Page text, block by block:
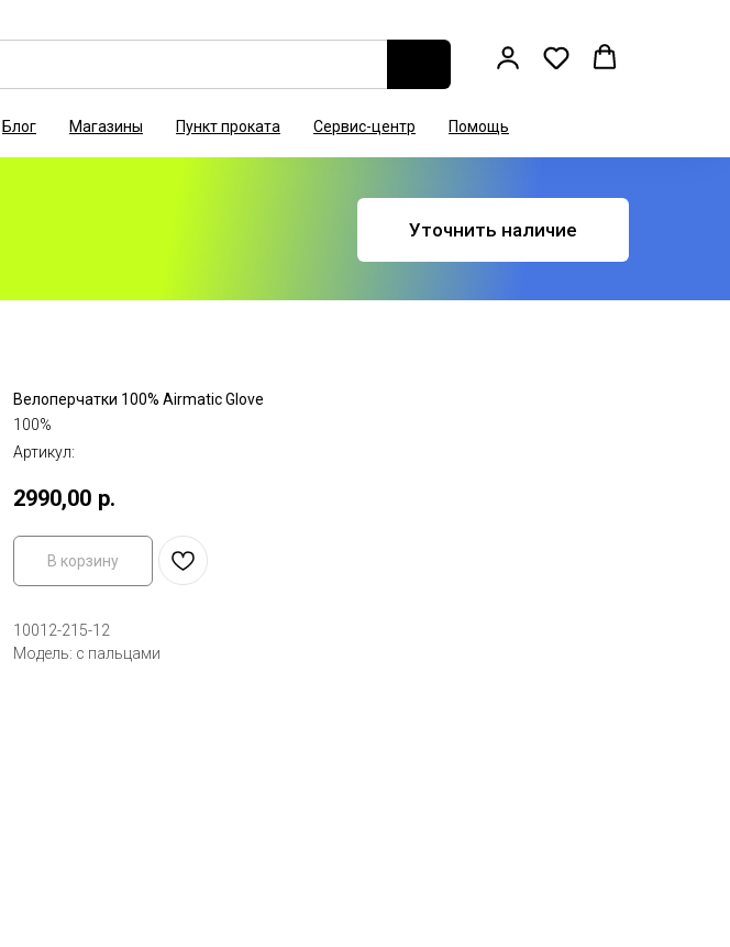
Блог Магазины Пункт проката Сервис-центр Помощь
Уточнить наличие
Велоперчатки 100% Airmatic Glove
100%
Артикул:
2990,00 р.
В корзину
10012-215-12
Модель: с пальцами